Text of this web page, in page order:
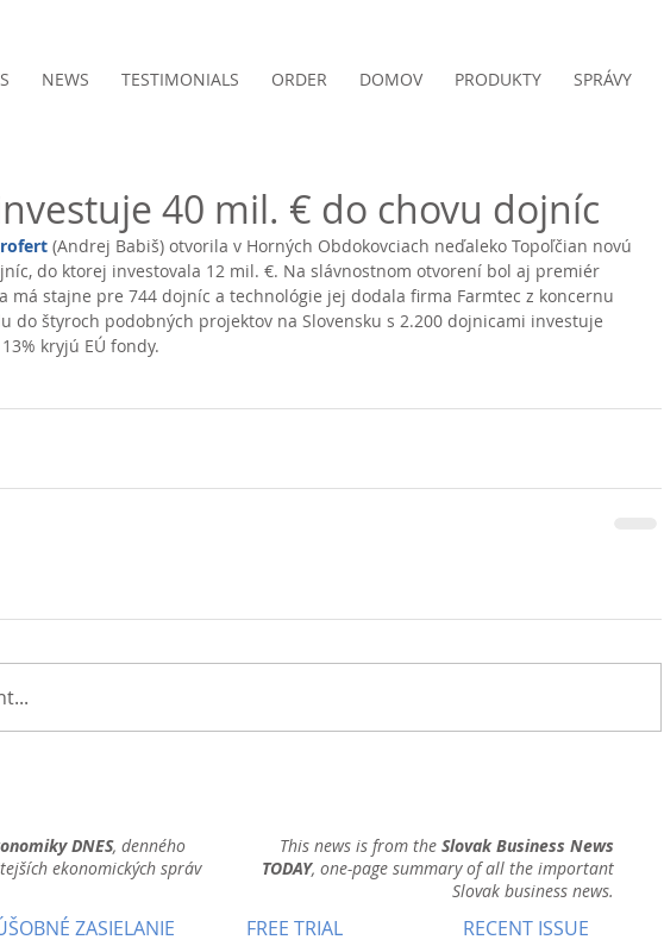
NEWS TESTIMONIALS ORDER DOMOV PRODUKTY SPRÁVY
40 mil. € do chovu dojníc
(Andrej Babiš) otvorila v Horných Obdokovciach neďaleko Topoľčian novú
do ktorej investovala 12 mil. €. Na slávnostnom otvorení bol aj premiér
má stajne pre 744 dojníc a technológie jej dodala firma Farmtec z koncernu
do štyroch podobných projektov na Slovensku s 2.200 dojnicami investuje
kryjú EÚ fondy.
DNES, denného
ekonomických správ
ZASIELANIE
This news is from the Slovak Business News
TODAY, one-page summary of all the important
Slovak business news.
FREE TRIAL RECENT ISSUE